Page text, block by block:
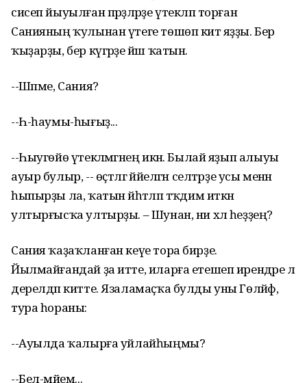
сисеп йыуылған пәрҙәләрҙе үтекләп торған
Санияның ҡулынан үтеге төшөп китә яҙҙы. Бер
ҡыҙарҙы, бер күгәрҙе йәш ҡатын.
--Шәпме, Сания?
--Һ-һаумы-һығыҙ...
--Һыугөйө үтекләмәгәнең икән. Былай яҙып алыуы
ауыр булыр, -- өҫтәлгә йәйелгән селтәрҙе усы менән
һыпырҙы ла, ҡатын йәһәтләп тәҡдим иткән
ултырғысҡа ултырҙы. – Шунан, ни хәл һеҙҙең?
Сания ҡаҙаҡланған кеүе тора бирҙе.
Йылмайғандай ҙа итте, иларға етешеп ирендәре лә
дерелдәп китте. Язаламаҫҡа булды уны Гөләйфә,
тура һораны:
--Ауылда ҡалырға уйлайһыңмы?
--Бел-мәйем...